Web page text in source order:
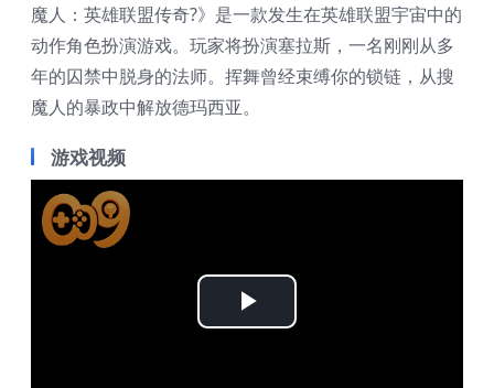
魔人：英雄联盟传奇?》是一款发生在英雄联盟宇宙中的
动作角色扮演游戏。玩家将扮演塞拉斯，一名刚刚从多
年的囚禁中脱身的法师。挥舞曾经束缚你的锁链，从搜
魔人的暴政中解放德玛西亚。
游戏视频
Play